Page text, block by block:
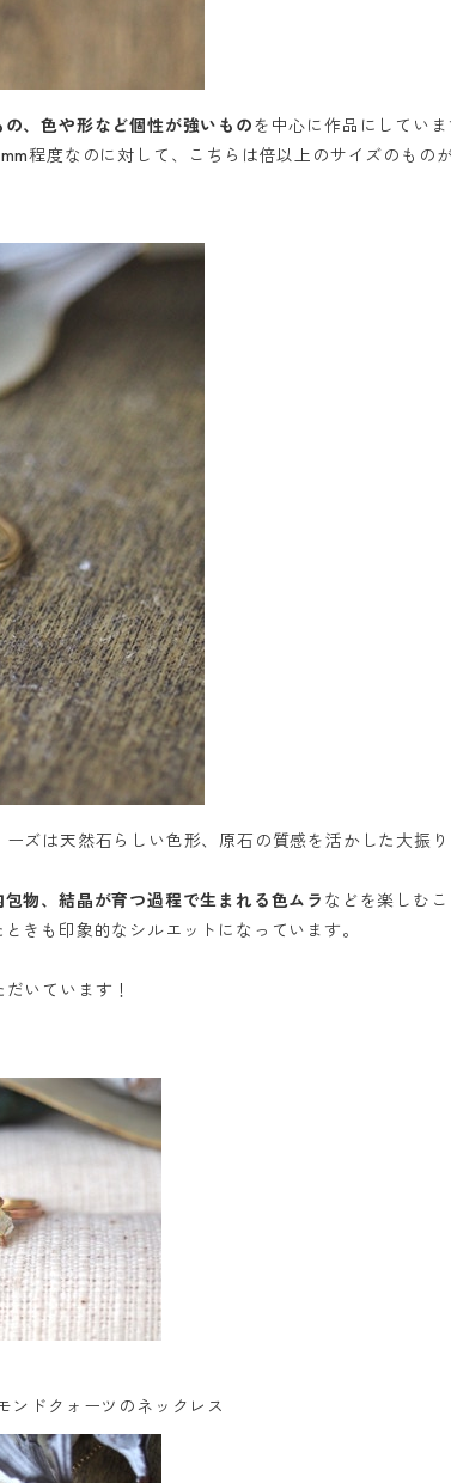
、色や形など個性が強いものを中心に作品にしていま
程度なのに対して、こちらは倍以上のサイズのもの
は天然石らしい色形、原石の質感を活かした大振
物、結晶が育つ過程で生まれる色ムラ などを楽しむこ
きも印象的なシルエットになっています。
いています！
ドクォーツのネックレス